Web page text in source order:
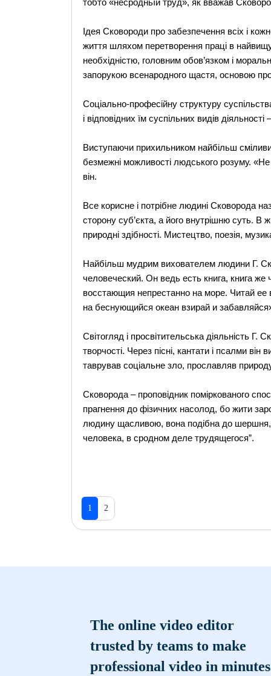
тобто «несродньїй труд», як вважав
Ідея Сковороди про забезпечення всіх і
життя шляхом перетворення праці в
необхідністю, головним обов’язком і
запорукою всенародного щастя, основою
Соціально-професійну структуру
і відповідних їм суспільних видів
Виступаючи прихильником найбільш
безмежні можливості людського розуму.
він.
Все корисне і потрібне людині Сковорода
сторону суб’єкта, а його внутрішню суть. В
природні здібності. Мистецтво, поезія,
Найбільш мудрим вихователем людини Г.
человеческий. Он ведь есть книга, книга
восстающия непрестанно на море. Читай ее
на беснующийся океан взирай и
Світогляд і просвітительська діяльність Г.
творчості. Через пісні, кантати і псалми він
таврував соціальне зло, прославляв
Сковорода – проповідник поміркованого
прагнення до фізичних насолод, бо жити
людину щасливою, вона подібна до шершня,
человека, в сродном деле трудящегося”.
1 2
The online video editor
trusted by teams to make
professional video in minutes